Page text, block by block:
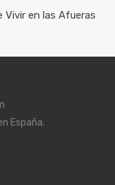
Vivir en las Afueras
España.